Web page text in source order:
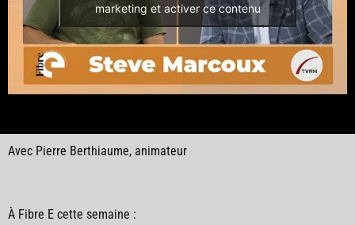
marketing et activer ce contenu
Avec Pierre Berthiaume, animateur
À Fibre E cette semaine :